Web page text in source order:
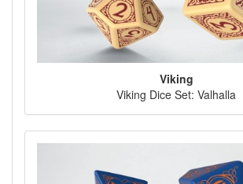
Viking
Viking Dice Set: Valhalla